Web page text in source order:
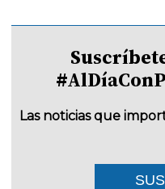
Las noticias que